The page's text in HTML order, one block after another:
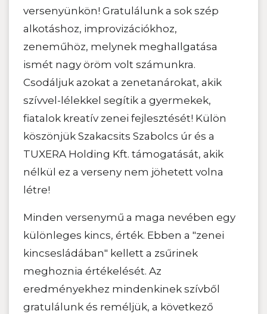
versenyünkön! Gratulálunk a sok szép
alkotáshoz, improvizációkhoz,
zeneműhöz, melynek meghallgatása
ismét nagy öröm volt számunkra.
Csodáljuk azokat a zenetanárokat, akik
szívvel-lélekkel segítik a gyermekek,
fiatalok kreatív zenei fejlesztését! Külön
köszönjük Szakacsits Szabolcs úr és a
TUXERA Holding Kft. támogatását, akik
nélkül ez a verseny nem jöhetett volna
létre!
Minden versenymű a maga nevében egy
különleges kincs, érték. Ebben a "zenei
kincsesládában" kellett a zsűrinek
meghoznia értékelését. Az
eredményekhez mindenkinek szívből
gratulálunk és reméljük, a következő